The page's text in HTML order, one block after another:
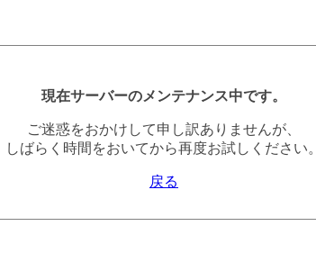
現在サーバーのメンテナンス中です。
ご迷惑をおかけして申し訳ありませんが、
しばらく時間をおいてから再度お試しください。
戻る